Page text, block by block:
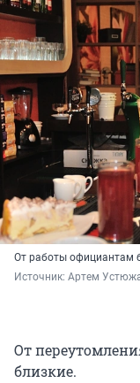
От работы официантам
Источник: Артем
От
близкие.